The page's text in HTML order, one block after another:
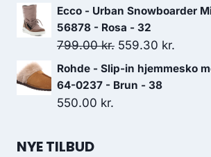
Ecco - Urban Snowboarder
56878 - Rosa - 32
799.00kr. Den
oprindelige
pris
559.30 kr.
Rohde - Slip-in hjemmesko
64-0237 - Brun - 38
550.00 kr.
NYE TILBUD